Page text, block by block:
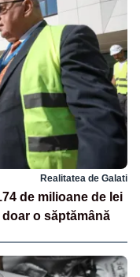
Realitatea de Galati
de milioane de lei
o săptămână